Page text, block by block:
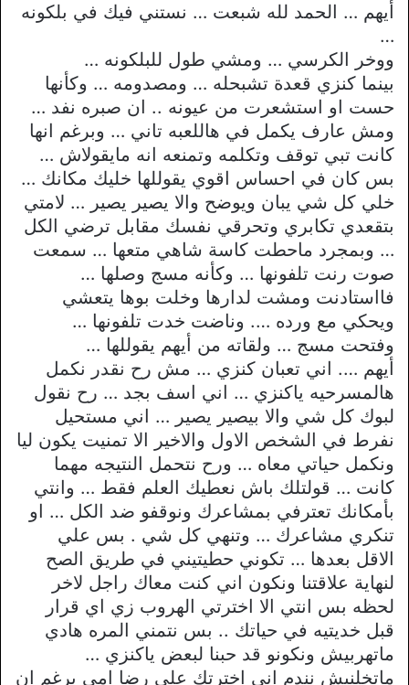
أيهم … الحمد لله شبعت … نستني فيك في بلكونه
…
ووخر الكرسي … ومشي طول للبلكونه …
بينما كنزي قعدة تشبحله … ومصدومه … وكأنها
حست او استشعرت من عيونه .. ان صبره نفد …
ومش عارف يكمل في هاللعبه تاني … وبرغم انها
كانت تبي توقف وتكلمه وتمنعه انه مايقولاش …
بس كان في احساس اقوي يقوللها خليك مكانك …
خلي كل شي يبان ويوضح والا يصير يصير … لامتي
بتقعدي تكابري وتحرقي نفسك مقابل ترضي الكل
… وبمجرد ماحطت كاسة شاهي متعها … سمعت
صوت رنت تلفونها … وكأنه مسج وصلها …
فااستادنت ومشت لدارها وخلت بوها يتعشي
ويحكي مع ورده …. وناضت خدت تلفونها …
وفتحت مسج … ولقاته من أيهم يقوللها …
أيهم …. اني تعبان كنزي … مش رح نقدر نكمل
هالمسرحيه ياكنزي … اني اسف بجد … رح نقول
لبوك كل شي والا بيصير يصير … اني مستحيل
نفرط في الشخص الاول والاخير الا تمنيت يكون ليا
ونكمل حياتي معاه … ورح نتحمل النتيجه مهما
كانت … قولتلك باش نعطيك العلم فقط … وانتي
بأمكانك تعترفي بمشاعرك ونوقفو ضد الكل … او
تنكري مشاعرك … وتنهي كل شي . بس علي
الاقل بعدها … تكوني حطيتيني في طريق الصح
لنهاية علاقتنا ونكون اني كنت معاك راجل لاخر
لحظه بس انتي الا اخترتي الهروب زي اي قرار
قبل خديتيه في حياتك .. بس نتمني المره هادي
ماتهربيش ونكونو قد حبنا لبعض ياكنزي …
ماتخلنيش نندم اني اخترتك علي رضا امي برغم ان